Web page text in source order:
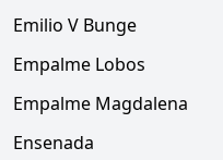
Emilio V Bunge
Empalme Lobos
Empalme Magdalena
Ensenada